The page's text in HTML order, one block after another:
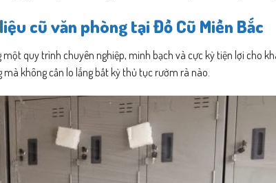
cũ văn phòng tại Đồ Cũ Miền Bắc
quy trình chuyên nghiệp, minh bạch và cực kỳ tiện lợi cho
không cần lo lắng bất kỳ thủ tục rườm rà nào.